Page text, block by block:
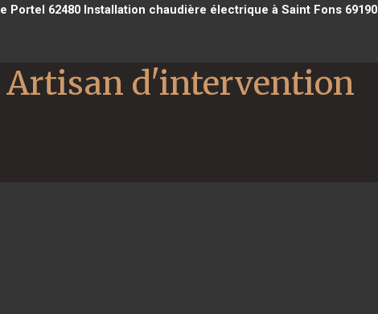
Portel 62480Installation chaudière électrique à Saint Fons 69190
Artisan d'intervention